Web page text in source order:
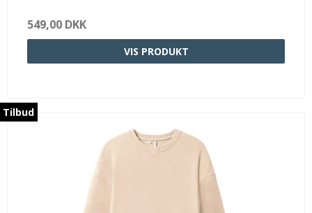
549,00 DKK
VIS PRODUKT
Tilbud